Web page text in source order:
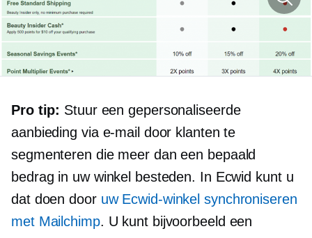
Pro tip: Stuur een gepersonaliseerde
aanbieding via e-mail door klanten te
segmenteren die meer dan een bepaald
bedrag in uw winkel besteden. In Ecwid kunt u
dat doen door uw Ecwid-winkel synchroniseren
met Mailchimp. U kunt bijvoorbeeld een